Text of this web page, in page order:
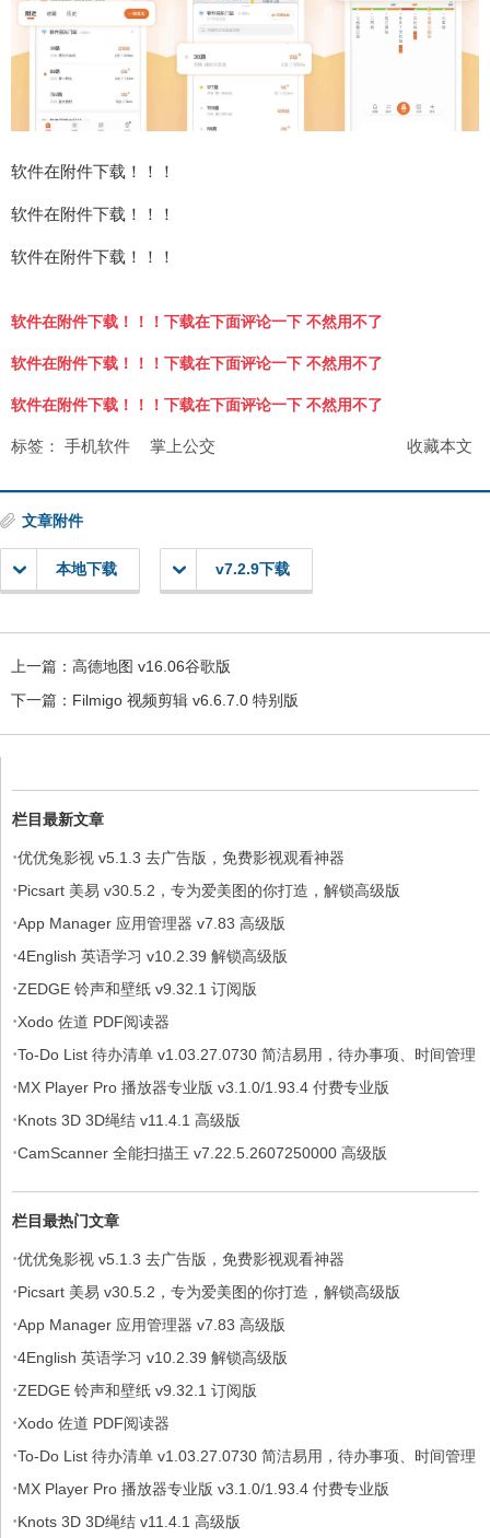
软件在附件下载！！！
软件在附件下载！！！
软件在附件下载！！！
软件在附件下载！！！下载在下面评论一下 不然用不了
软件在附件下载！！！下载在下面评论一下 不然用不了
软件在附件下载！！！下载在下面评论一下 不然用不了
收藏本文
标签： 手机软件 掌上公交
文章附件
本地下载 v7.2.9下载
上一篇： 高德地图 v16.06谷歌版
下一篇： Filmigo 视频剪辑 v6.6.7.0 特别版
栏目最新文章
·优优兔影视 v5.1.3 去广告版，免费影视观看神器
·Picsart 美易 v30.5.2，专为爱美图的你打造，解锁高级版
·App Manager 应用管理器 v7.83 高级版
·4English 英语学习 v10.2.39 解锁高级版
·ZEDGE 铃声和壁纸 v9.32.1 订阅版
·Xodo 佐道 PDF阅读器
·To-Do List 待办清单 v1.03.27.0730 简洁易用，待办事项、时间管理
软件，解锁专业版
·MX Player Pro 播放器专业版 v3.1.0/1.93.4 付费专业版
·Knots 3D 3D绳结 v11.4.1 高级版
·CamScanner 全能扫描王 v7.22.5.2607250000 高级版
栏目最热门文章
·优优兔影视 v5.1.3 去广告版，免费影视观看神器
·Picsart 美易 v30.5.2，专为爱美图的你打造，解锁高级版
·App Manager 应用管理器 v7.83 高级版
·4English 英语学习 v10.2.39 解锁高级版
·ZEDGE 铃声和壁纸 v9.32.1 订阅版
·Xodo 佐道 PDF阅读器
·To-Do List 待办清单 v1.03.27.0730 简洁易用，待办事项、时间管理
软件，解锁专业版
·MX Player Pro 播放器专业版 v3.1.0/1.93.4 付费专业版
·Knots 3D 3D绳结 v11.4.1 高级版